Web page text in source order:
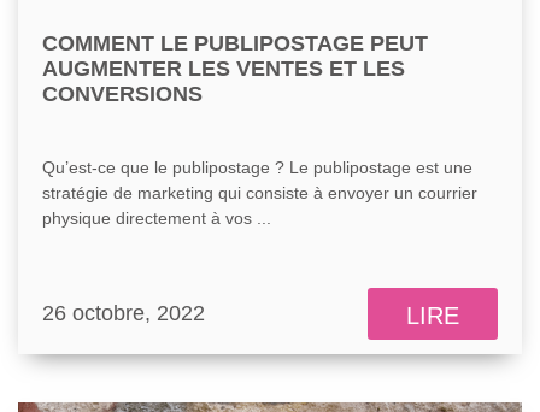
COMMENT LE PUBLIPOSTAGE PEUT
AUGMENTER LES VENTES ET LES
CONVERSIONS
Qu’est-ce que le publipostage ? Le publipostage est une
stratégie de marketing qui consiste à envoyer un courrier
physique directement à vos ...
26 octobre, 2022 LIRE